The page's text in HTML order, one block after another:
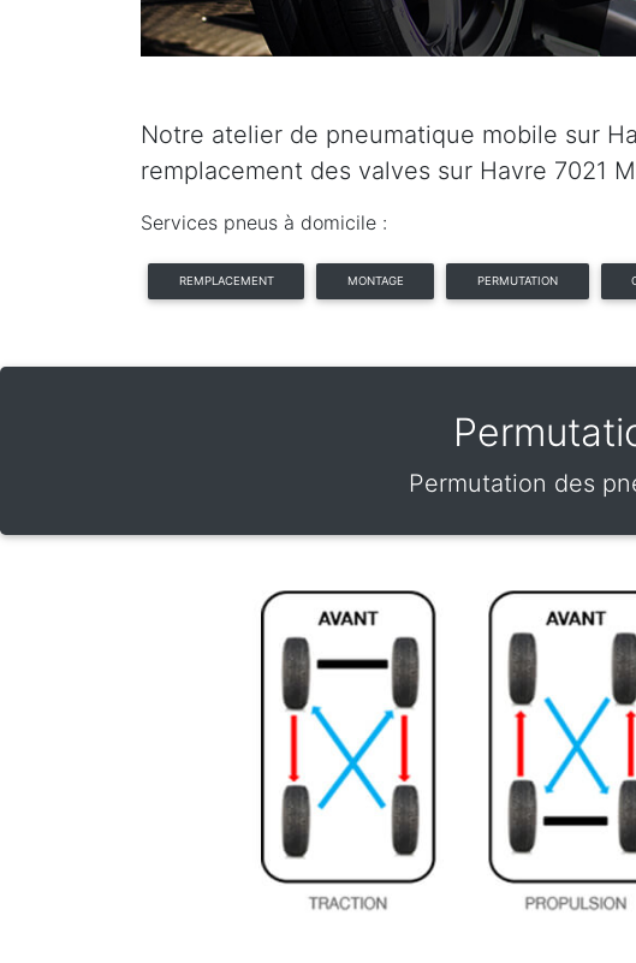
Notre atelier de pneumatique mobile sur
remplacement des valves sur Havre 7021
Services pneus à domicile :
REMPLACEMENT MONTAGE PERMUTATION
Permutation des